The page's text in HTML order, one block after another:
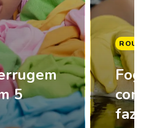
5
com